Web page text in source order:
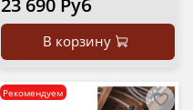
23 690 Руб
В корзину
Рекомендуем